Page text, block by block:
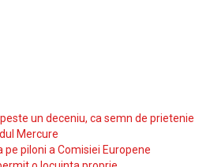
un deceniu, ca semn de prietenie
Mercure
piloni a Comisiei Europene